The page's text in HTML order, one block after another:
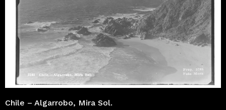
Chile – Algarrobo, Mira Sol.